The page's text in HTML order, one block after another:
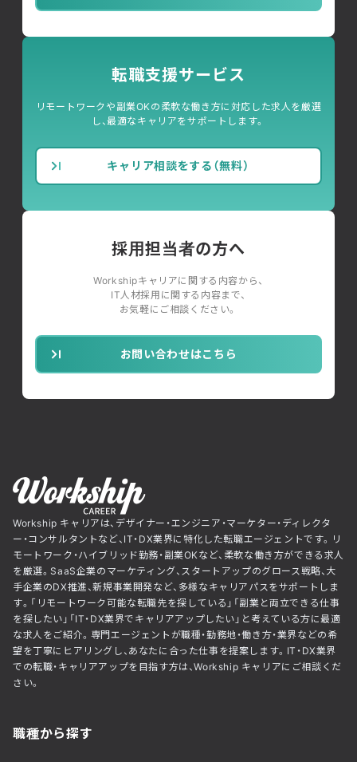
転職支援サービス
リモートワークや副業OKの柔軟な働き方に対応した求人を厳選
し、最適なキャリアをサポートします。
キャリア相談をする（無料）
採用担当者の方へ
Workshipキャリアに関する内容から、
IT人材採用に関する内容まで、
お気軽にご相談ください。
お問い合わせはこちら
Workship キャリアは、デザイナー・エンジニア・マーケター・ディレクタ
ー・コンサルタントなど、IT・DX業界に特化した転職エージェントです。リ
モートワーク・ハイブリッド勤務・副業OKなど、柔軟な働き方ができる求人
を厳選。SaaS企業のマーケティング、スタートアップのグロース戦略、大
手企業のDX推進、新規事業開発など、多様なキャリアパスをサポートしま
す。「リモートワーク可能な転職先を探している」「副業と両立できる仕事
を探したい」「IT・DX業界でキャリアアップしたい」と考えている方に最適
な求人をご紹介。専門エージェントが職種・勤務地・働き方・業界などの希
望を丁寧にヒアリングし、あなたに合った仕事を提案します。IT・DX業界
での転職・キャリアアップを目指す方は、Workship キャリアにご相談くだ
さい。
職種から探す